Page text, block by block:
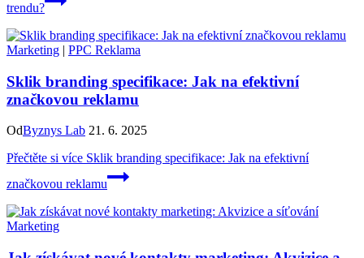
trendu?
Marketing | PPC Reklama
Sklik branding specifikace: Jak na efektivní
značkovou reklamu
OdByznys Lab 21. 6. 2025
Přečtěte si více Sklik branding specifikace: Jak na efektivní
značkovou reklamu
Marketing